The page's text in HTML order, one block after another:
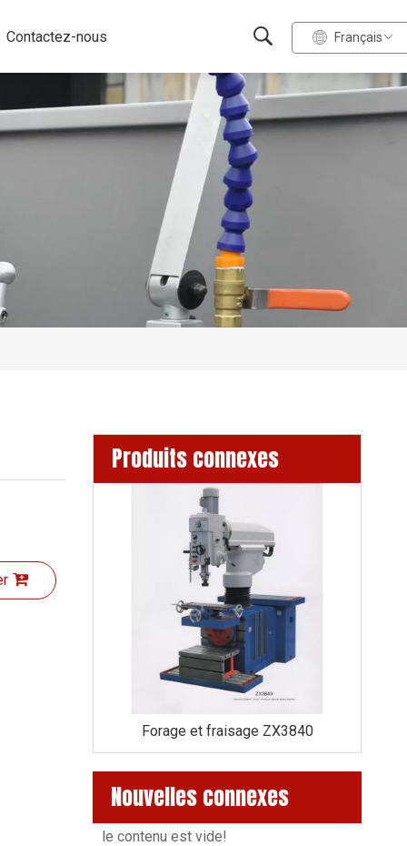
Contactez-nous Français
Produits connexes
Forage et fraisage ZX3840
Nouvelles connexes
le contenu est vide!